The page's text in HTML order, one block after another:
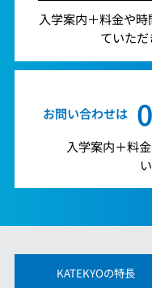
入学案内＋料金や
ていただ
お問い合わせは
入学案内＋料
KATEKYOの特長